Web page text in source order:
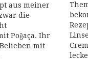
aus meiner
die
Poğaça. Ihr
mit